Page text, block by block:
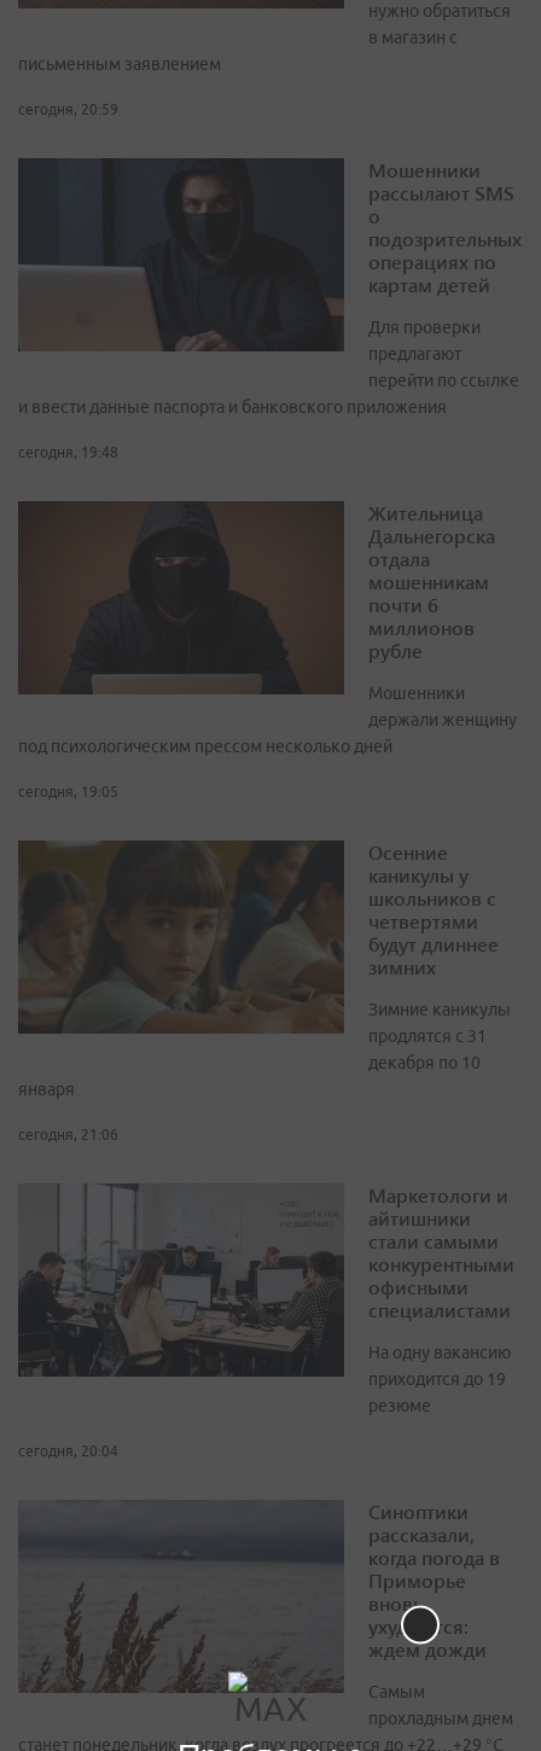
нужно обратиться
в магазин с
письменным заявлением
сегодня, 20:59
Мошенники
рассылают SMS
о
подозрительных
операциях по
картам детей
Для проверки
предлагают
перейти по ссылке
и ввести данные паспорта и банковского приложения
сегодня, 19:48
Жительница
Дальнегорска
отдала
мошенникам
почти 6
миллионов
рубле
Мошенники
держали женщину
под психологическим прессом несколько дней
сегодня, 19:05
Осенние
каникулы у
школьников с
четвертями
будут длиннее
зимних
Зимние каникулы
продлятся с 31
декабря по 10
января
сегодня, 21:06
Маркетологи и
айтишники
стали самыми
конкурентными
офисными
специалистами
На одну вакансию
приходится до 19
резюме
сегодня, 20:04
Синоптики
рассказали,
когда погода в
Приморье
вновь
ухудшится:
ждем дожди
Самым
прохладным днем
станет понедельник, когда воздух прогреется до +22…+29 °С